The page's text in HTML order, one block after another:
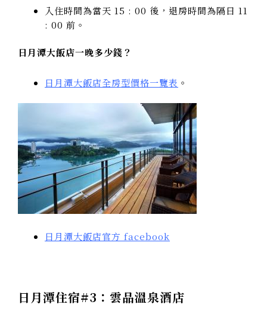
入住時間為當天 15 : 00 後，退房時間為隔日 11
: 00 前。
日月潭大飯店一晚多少錢？
日月潭大飯店全房型價格一覽表 。
日月潭大飯店官方 facebook
日月潭住宿#3：雲品溫泉酒店